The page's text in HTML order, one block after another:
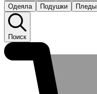
Одеяла
Подушки Пледы
Поиск